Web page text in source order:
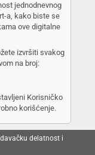
jednodnevnog
a, kako biste se
ove digitalne
izvršiti svakog
na broj:
Korisničko
korišćenje.
delatnost i